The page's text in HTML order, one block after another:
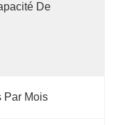
De
Par Mois